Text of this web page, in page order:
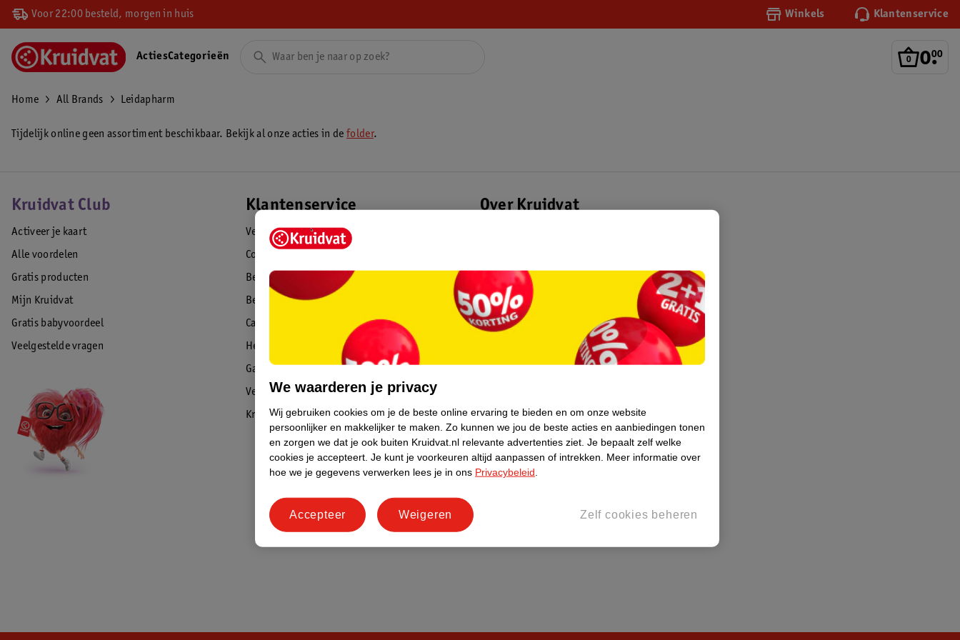
Voor 22:00 besteld, morgen in huis Winkels Klantenservice
0.
00
ActiesCategorieën
Home All Brands Leidapharm
Tijdelijk online geen assortiment beschikbaar. Bekijk al onze acties in defolder.
Kruidvat Club
Activeer je kaart
Alle voordelen
Gratis producten
Mijn Kruidvat
Gratis babyvoordeel
Veelgestelde vragen
Klantenservice
Veelgestelde vragen
Contact
Bestellen & leveren
Betalen
Cadeaukaart saldo
Herroepen & retourneren
Garantie
Veiligheidswaarschuwingen
Kruidvat Advies
Over Kruidvat
Winkelformule
Bedrijfsgegevens
Werken bij
Informatiepagina's
Keurmerk Zelfzorg Online
We waarderen je privacy
Wij gebruiken cookies om je de beste online ervaring te bieden en om onze website
persoonlijker en makkelijker te maken. Zo kunnen we jou de beste acties en aanbiedingen tonen
en zorgen we dat je ook buiten Kruidvat.nl relevante advertenties ziet. Je bepaalt zelf welke
cookies je accepteert. Je kunt je voorkeuren altijd aanpassen of intrekken.
Meer informatie over
hoe we je gegevens verwerken lees je in ons Privacybeleid
Zelf cookies beheren
Weigeren
Accepteer